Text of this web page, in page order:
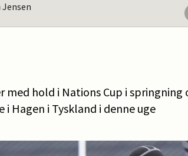
med hold i Nations Cup i springning
Hagen i Tyskland i denne uge